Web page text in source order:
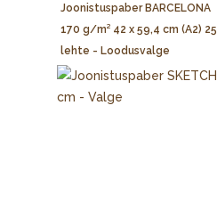
Joonistuspaber BARCELONA
170 g/m² 42 x 59,4 cm (A2) 25
lehte - Loodusvalge